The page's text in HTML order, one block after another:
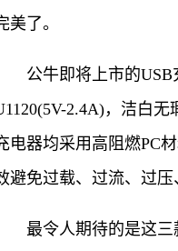
美了。
公牛即将上市的USB
2.4A)，洁白
电器均采用高阻燃PC
避免过载、过流、过压
最令人期待的是这三